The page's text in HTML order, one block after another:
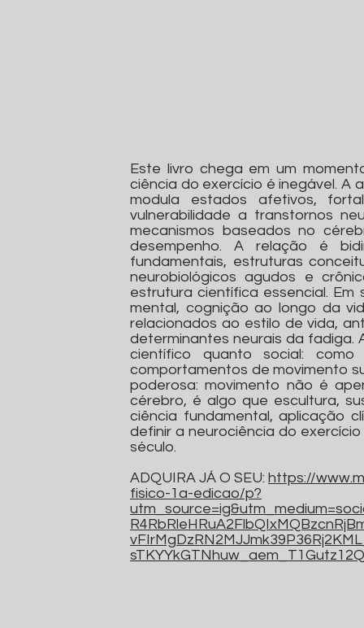
Este livro chega em um
ciência do exercício é inegável. A
modula estados afetivos,
vulnerabilidade a transtornos
mecanismos baseados no
desempenho. A relação é
fundamentais, estruturas
neurobiológicos agudos e
estrutura científica essencial.
mental, cognição ao longo da
relacionados ao estilo de vida,
determinantes neurais da
científico quanto social:
comportamentos de movimento
poderosa: movimento não é
cérebro, é algo que escultura,
ciência fundamental, aplicação
definir a neurociência do
século.
ADQUIRA JÁ O SEU: https://
fisico-1a-edicao/p?